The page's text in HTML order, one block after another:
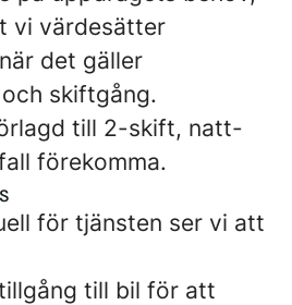
vi värdesätter
det gäller
skiftgång.
till 2-skift, natt-
förekomma.
för tjänsten ser vi att
till bil för att